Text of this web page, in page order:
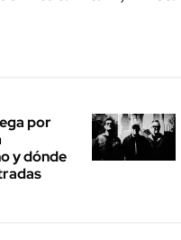
por
y dónde